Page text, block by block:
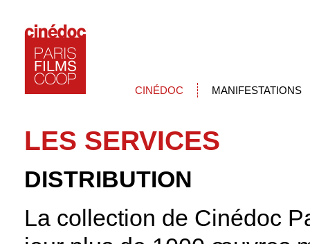
CINÉDOC MANIFESTATIONS
LES SERVICES
DISTRIBUTION
La collection de Cinédoc